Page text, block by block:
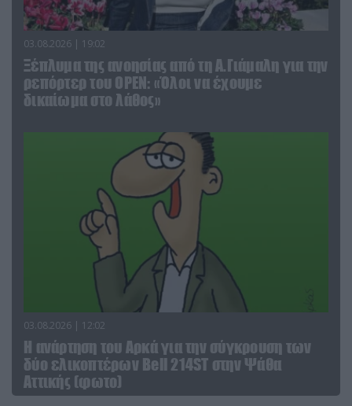
03.08.2026 | 19:02
Ξέπλυμα της ανοησίας από τη Α.Γιάμαλη για την
ρεπόρτερ του ΟΡΕΝ: «Όλοι να έχουμε
δικαίωμα στο λάθος»
03.08.2026 | 12:02
Η ανάρτηση του Αρκά για την σύγκρουση των
δύο ελικοπτέρων Bell 214ST στην Ψάθα
Αττικής (φωτο)